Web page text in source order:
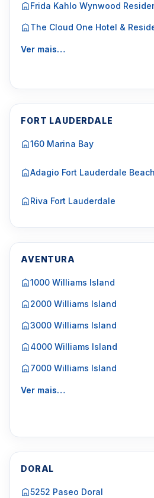
Frida Kahlo Wynwood
The Cloud One Hotel &
Ver mais…
FORT LAUDERDALE
160 Marina Bay
Adagio Fort Lauderdale Beach
Riva Fort Lauderdale
AVENTURA
1000 Williams Island
2000 Williams Island
3000 Williams Island
4000 Williams Island
7000 Williams Island
Ver mais…
DORAL
5252 Paseo Doral